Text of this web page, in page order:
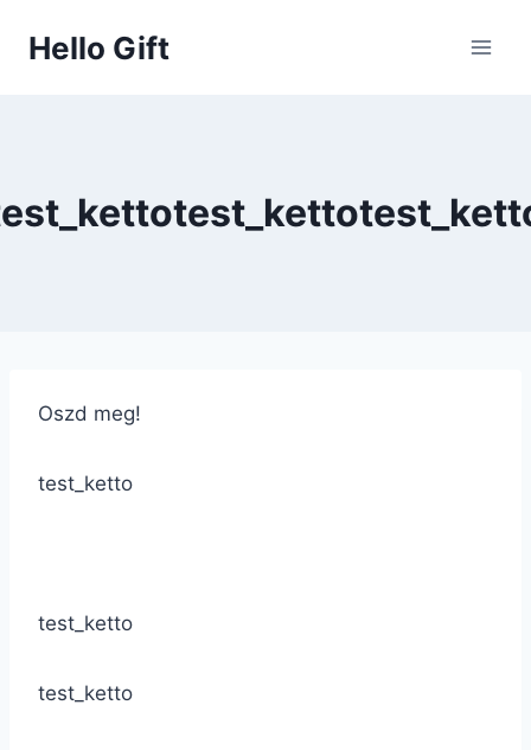
Hello Gift
Oszd meg!
test_ketto
test_ketto
test_ketto